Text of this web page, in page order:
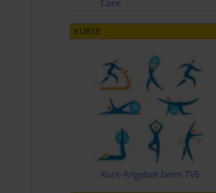
KURSE
Kurs-Angebot beim TVE